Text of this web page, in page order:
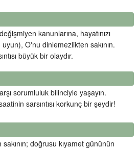
kanunlarına, hayatınızı
O'nu dinlemezlikten sakının.
büyük bir olaydır.
sorumluluk bilinciyle yaşayın.
sarsıntısı korkunç bir şeydir!
doğrusu kıyamet gününün